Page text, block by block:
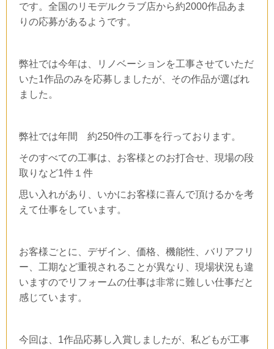
です。 全国のリモデルクラブ店から約2000作品あま
りの応募があるようです。
弊社では今年は、リノベーションを工事させていただ
いた1作品のみを応募しましたが、その作品が選ばれ
ました。
弊社では年間 約250件の工事を行っております。
そのすべての工事は、お客様とのお打合せ、現場の段
取りなど1件１件
思い入れがあり、いかにお客様に喜んで頂けるかを考
えて仕事をしています。
お客様ごとに、デザイン、価格、機能性、バリアフリ
ー、工期など重視されることが異なり、現場状況も違
いますのでリフォームの仕事は非常に難しい仕事だと
感じています。
今回は、 1作品応募し入賞しましたが、私どもが工事